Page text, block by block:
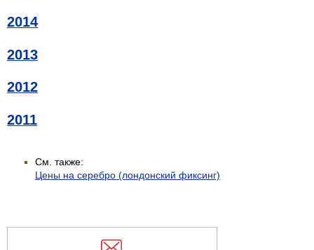
2014
2013
2012
2011
См. также:
Цены на серебро (лондонский фиксинг)